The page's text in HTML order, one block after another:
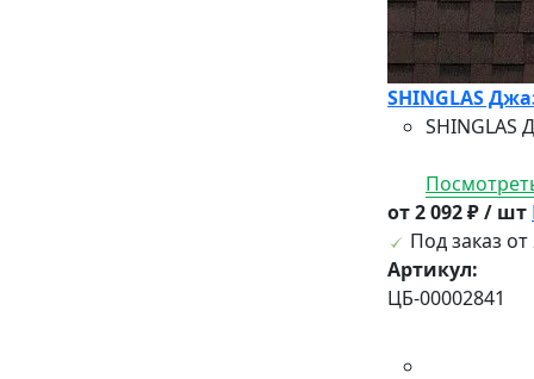
SHINGLAS
SHINGLAS
от 2 092 ₽ / шт
Под заказ от
Артикул:
ЦБ-00002841